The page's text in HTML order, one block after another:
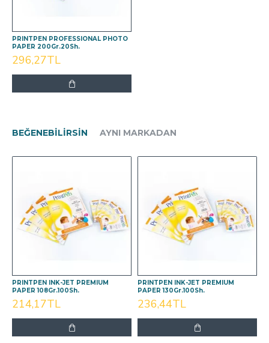
PRINTPEN PROFESSIONAL PHOTO
PAPER 200Gr.20Sh.
296,27TL
BEĞENEBILIRSIN AYNI MARKADAN
PRINTPEN INK-JET PREMIUM
PAPER 108Gr.100Sh.
214,17TL
PRINTPEN INK-JET PREMIUM
PAPER 130Gr.100Sh.
236,44TL